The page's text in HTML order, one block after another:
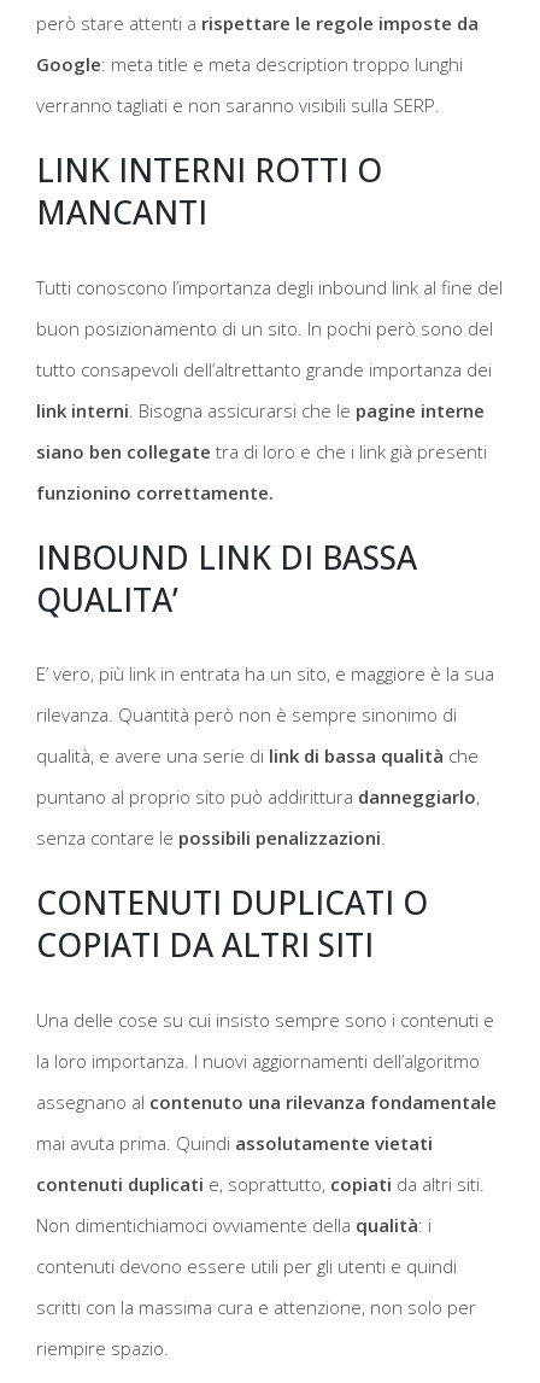
però stare attenti a rispettare le regole imposte da
Google: meta title e meta description troppo lunghi
verranno tagliati e non saranno visibili sulla SERP.
LINK INTERNI ROTTI O
MANCANTI
Tutti conoscono l’importanza degli inbound link al fine del
buon posizionamento di un sito. In pochi però sono del
tutto consapevoli dell’altrettanto grande importanza dei
link interni . Bisogna assicurarsi che le pagine interne
siano ben collegate tra di loro e che i link già presenti
funzionino correttamente.
INBOUND LINK DI BASSA
QUALITA’
E’ vero, più link in entrata ha un sito, e maggiore è la sua
rilevanza. Quantità però non è sempre sinonimo di
qualità, e avere una serie di link di bassa qualità che
puntano al proprio sito può addirittura danneggiarlo,
senza contare le possibili penalizzazioni.
CONTENUTI DUPLICATI O
COPIATI DA ALTRI SITI
Una delle cose su cui insisto sempre sono i contenuti e
la loro importanza. I nuovi aggiornamenti dell’algoritmo
assegnano al contenuto una rilevanza fondamentale
mai avuta prima. Quindi assolutamente vietati
contenuti duplicati e, soprattutto, copiati da altri siti.
Non dimentichiamoci ovviamente della qualità: i
contenuti devono essere utili per gli utenti e quindi
scritti con la massima cura e attenzione, non solo per
riempire spazio.